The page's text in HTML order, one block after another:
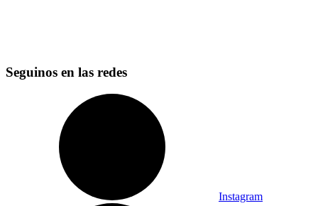
Seguinos en las redes
Instagram